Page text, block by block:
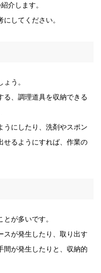
介します。
してください。
う。
る、調理道具を収納できる
うにしたり、洗剤やスポン
せるようにすれば、作業の
が多いです。
スが発生したり、取り出す
間が発生したりと、収納的